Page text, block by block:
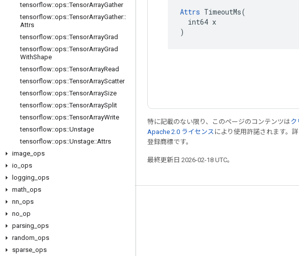
tensorflow::ops::TensorArrayGather
tensorflow::ops::TensorArrayGather::
Attrs
tensorflow::ops::TensorArrayGrad
tensorflow::ops::TensorArrayGrad
WithShape
tensorflow::ops::TensorArrayRead
tensorflow::ops::TensorArrayScatter
tensorflow::ops::TensorArraySize
tensorflow::ops::TensorArraySplit
tensorflow::ops::TensorArrayWrite
tensorflow::ops::Unstage
tensorflow::ops::Unstage::Attrs
image ops
io ops
logging ops
math ops
nn ops
no op
parsing ops
random ops
sparse ops
Attrs TimeoutMs(
  int64 x
)
特に記載のない限り、このページのコンテンツはク
Apache 2.0 ライセンス により使用許諾されます。詳
登録商標です。
最終更新日 2026-02-18 UTC。
つながる
フォーラム
GitHub